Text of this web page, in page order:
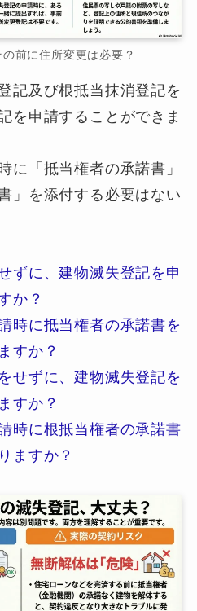
前に住所変更は必要？
記及び根抵当抹消登記を
を申請することができま
に「抵当権者の承諾書」
」を添付する必要はない
ずに、建物滅失登記を申
か？
時に抵当権者の承諾書を
すか？
せずに、建物滅失登記を
すか？
時に根抵当権者の承諾書
ますか？